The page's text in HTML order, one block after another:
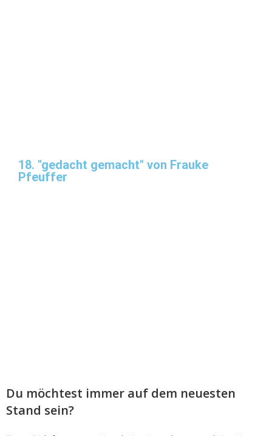
18. "gedacht gemacht" von Frauke
Pfeuffer
Du möchtest immer auf dem neuesten
Stand sein?